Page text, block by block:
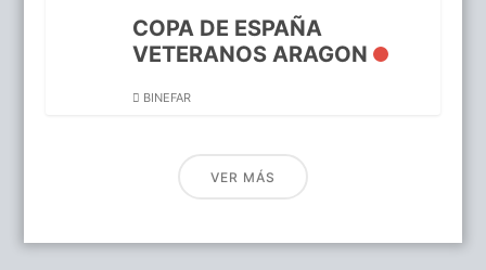
COPA DE ESPAÑA
VETERANOS ARAGON
BINEFAR
VER MÁS